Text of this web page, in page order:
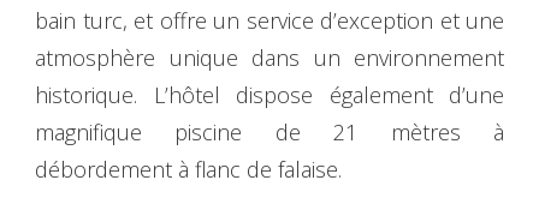
bain turc, et offre un service d’exception et une
atmosphère unique dans un environnement
historique. L’hôtel dispose également d’une
magnifique piscine de 21 mètres à
débordement à flanc de falaise.